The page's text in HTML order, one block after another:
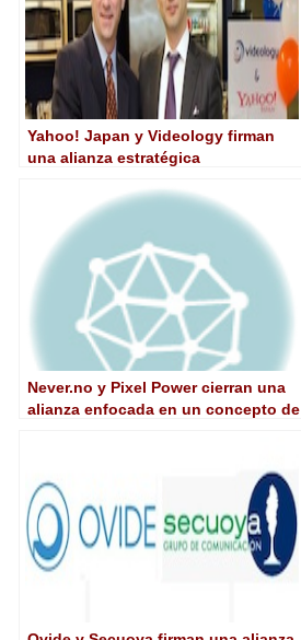
Yahoo! Japan y Videology firman
una alianza estratégica
Never.no y Pixel Power cierran una
alianza enfocada en un concepto de